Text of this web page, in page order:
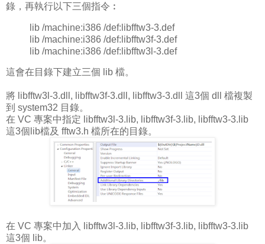
錄，再執行以下三個指令︰
lib /machine:i386 /def:libfftw3-3.def
lib /machine:i386 /def:libfftw3f-3.def
lib /machine:i386 /def:libfftw3l-3.def
這會在目錄下建立三個 lib 檔。
將 libfftw3l-3.dll, libfftw3f-3.dll, libfftw3-3.dll 這3個 dll 檔複製
到 system32 目錄。
在 VC 專案中指定 libfftw3l-3.lib, libfftw3f-3.lib, libfftw3-3.lib
這3個lib檔及 fftw3.h 檔所在的目錄。
在 VC 專案中加入 libfftw3l-3.lib, libfftw3f-3.lib, libfftw3-3.lib
這3個 lib。